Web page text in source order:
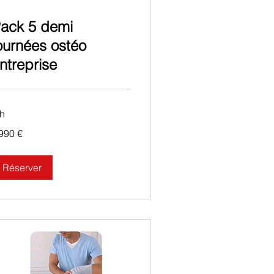
5 demi
ostéo
€
Réserver